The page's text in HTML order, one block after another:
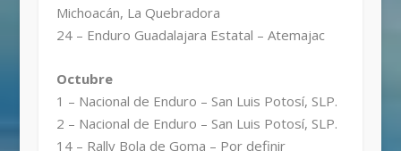
Michoacán, La Quebradora
24 – Enduro Guadalajara Estatal – Atemajac
Octubre
1 – Nacional de Enduro – San Luis Potosí, SLP.
2 – Nacional de Enduro – San Luis Potosí, SLP.
14 – Rally Bola de Goma – Por definir